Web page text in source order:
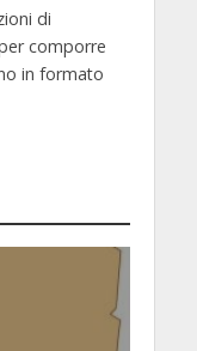
di
comporre
in formato